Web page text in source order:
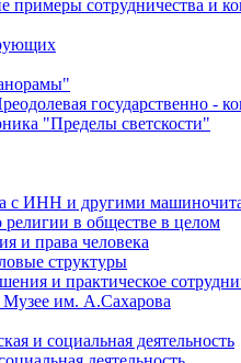
примеры сотрудничества и
государственно -
"Пределы светскости"
с ИНН и другими
религии в обществе в целом
и права человека
структуры
и практическое
им. А.Сахарова
и социальная деятельность